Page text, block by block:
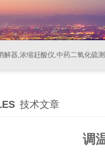
解器,浓缩赶酸仪,中药二氧化硫
技术文章
调